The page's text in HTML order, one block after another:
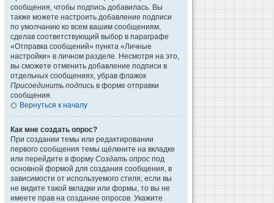
сообщения, чтобы подпись добавилась. Вы
также можете настроить добавление подписи
по умолчанию ко всем вашим сообщениям,
сделав соответствующий выбор в параграфе
«Отправка сообщений» пункта «Личные
настройки» в личном разделе. Несмотря на это,
вы сможете отменить добавление подписи в
отдельных сообщениях, убрав флажок
Присоединить подпись в форме отправки
сообщения.
Вернуться к началу
Как мне создать опрос?
При создании темы или редактировании
первого сообщения темы щёлкните на вкладке
или перейдите в форму Создать опрос под
основной формой для создания сообщения, в
зависимости от используемого стиля; если вы
не видите такой вкладки или формы, то вы не
имеете прав на создание опросов. Укажите